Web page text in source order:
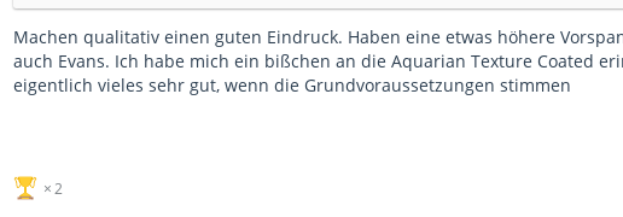
Machen qualitativ einen guten Eindruck. Haben eine etwas höhere
auch Evans. Ich habe mich ein bißchen an die Aquarian Texture Coated
eigentlich vieles sehr gut, wenn die Grundvoraussetzungen stimmen
2